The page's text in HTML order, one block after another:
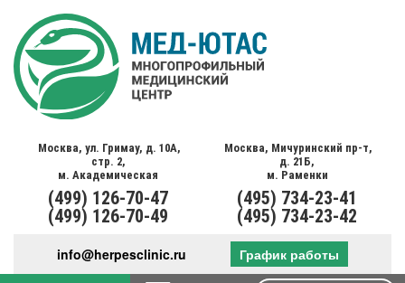
Москва, ул. Гримау, д. 10А,
стр. 2,
м. Академическая
(499) 126-70-47
(499) 126-70-49
Москва, Мичуринский пр-т,
д. 21Б,
м. Раменки
(495) 734-23-41
(495) 734-23-42
info@herpesclinic.ru График работы